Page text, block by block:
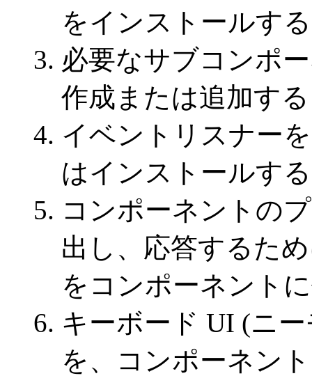
をインストールする
必要なサブコンポ
作成または追加する
イベントリスナー
はインストールする
コンポーネントの
出し、応答するた
をコンポーネント
キーボード UI (ニ
を、コンポーネン